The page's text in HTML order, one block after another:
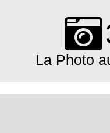
La Photo
Primary